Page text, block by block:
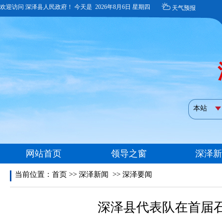
当前位置： 首页 >> 深泽新闻 >> 深泽要闻
深泽县代表队在首届